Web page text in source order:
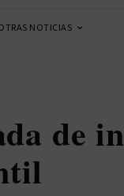
NOTICIAS
de